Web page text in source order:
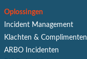
Oplossingen
Incident Management
Klachten & Complimenten
ARBO Incidenten